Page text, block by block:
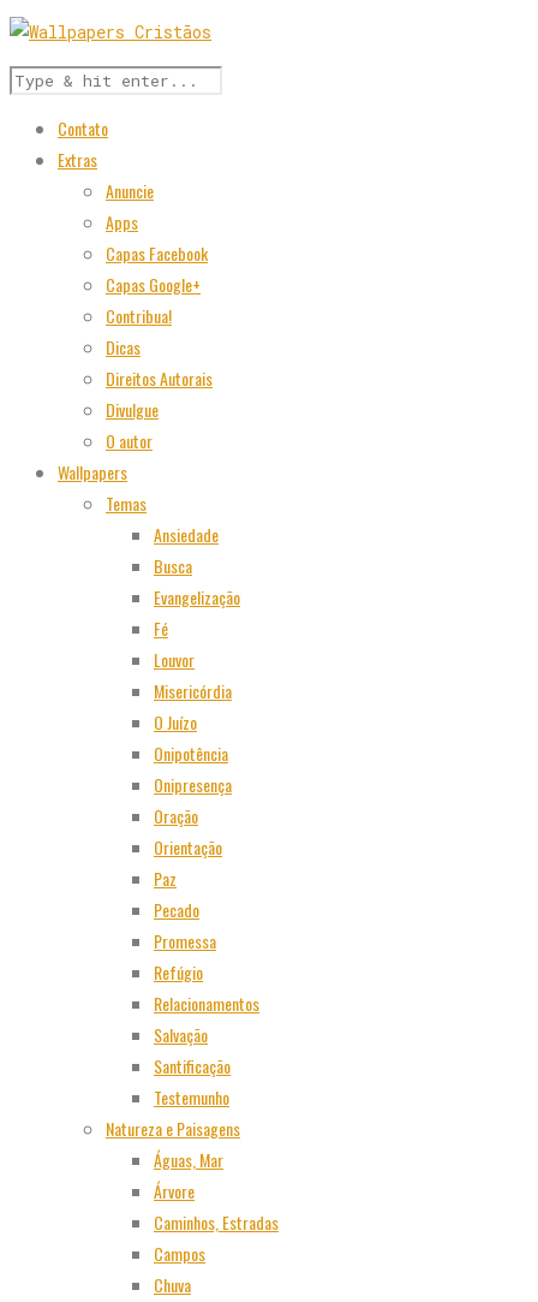
Contato
Extras
Anuncie
Apps
Capas Facebook
Capas Google+
Contribua!
Dicas
Direitos Autorais
Divulgue
O autor
Wallpapers
Temas
Ansiedade
Busca
Evangelização
Fé
Louvor
Misericórdia
O Juízo
Onipotência
Onipresença
Oração
Orientação
Paz
Pecado
Promessa
Refúgio
Relacionamentos
Salvação
Santificação
Testemunho
Natureza e Paisagens
Águas, Mar
Árvore
Caminhos, Estradas
Campos
Chuva